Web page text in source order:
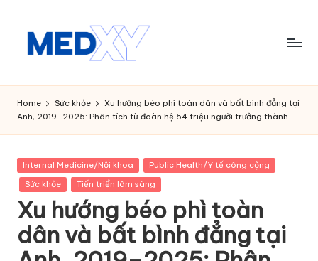
M
e
d
x
y
A
I
Home Sức khỏe
Xu hướng béo phì toàn dân và bất bình đẳng tại
Anh, 2019–2025: Phân tích từ đoàn hệ 54 triệu người trưởng thành
Posted
in
Internal Medicine/Nội khoa
Public Health/Y tế công cộng
Sức khỏe
Tiến triển lâm sàng
Xu hướng béo phì toàn
dân và bất bình đẳng tại